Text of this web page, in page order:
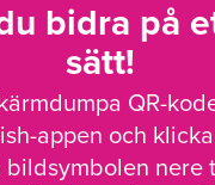
bidra på
sätt!
QR-
appen och
bildsymbolen nere